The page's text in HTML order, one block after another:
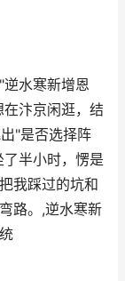
水寒新增恩
汴京闲逛，结
"是否选择阵
半小时，愣是
我踩过的坑和
路。,逆水寒新